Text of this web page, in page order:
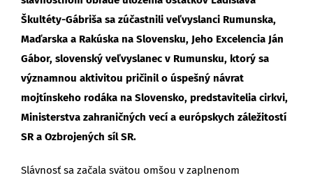
Škultéty-Gábriša sa zúčastnili veľvyslanci Rumunska,
Maďarska a Rakúska na Slovensku, Jeho Excelencia Ján
Gábor, slovenský veľvyslanec v Rumunsku, ktorý sa
významnou aktivitou pričinil o úspešný návrat
mojtínskeho rodáka na Slovensko, predstavitelia cirkvi,
Ministerstva zahraničných vecí a európskych záležitostí
SR a Ozbrojených síl SR.
Slávnosť sa začala svätou omšou v zaplnenom